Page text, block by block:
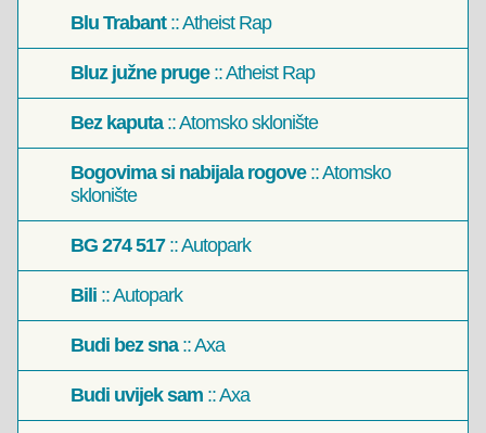
Blu Trabant:: Atheist Rap
Bluz južne pruge:: Atheist Rap
Bez kaputa:: Atomsko sklonište
Bogovima si nabijala rogove:: Atomsko
sklonište
BG 274 517:: Autopark
Bili :: Autopark
Budi bez sna:: Axa
Budi uvijek sam :: Axa